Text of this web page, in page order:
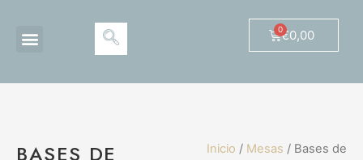
€0,00
BASES DE Inicio / Mesas / Bases de